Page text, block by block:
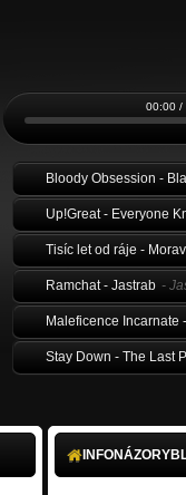
00:00 /
Bloody Obsession -
Up!Great - Everyone
Tisíc let od ráje -
Ramchat - Jastrab -
Maleficence Incarnate
Stay Down - The Last
INFONÁZORY